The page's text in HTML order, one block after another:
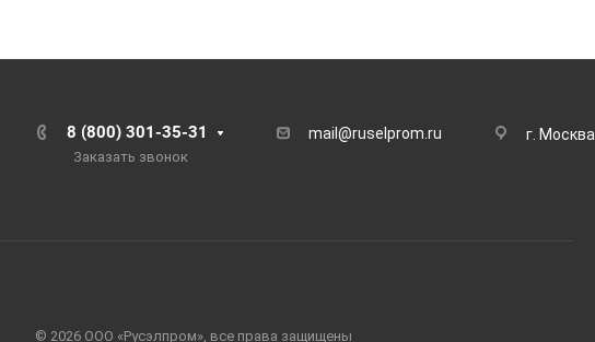
8 (800) 301-35-31
Заказать звонок
mail@ruselprom.ru г. Москва
© 2026 ООО «Русэлпром», все права защищены